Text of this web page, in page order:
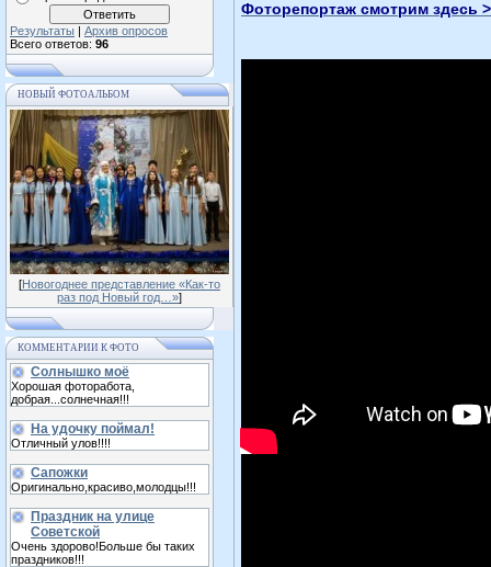
Результаты | Архив опросов
Всего ответов: 96
НОВЫЙ ФОТОАЛЬБОМ
[Новогоднее представление «Как-то
раз под Новый год…»]
КОММЕНТАРИИ К ФОТО
Солнышко моё
Хорошая фоторабота,
добрая...солнечная!!!
На удочку поймал!
Отличный улов!!!!
Сапожки
Оригинально,красиво,молодцы!!!
Праздник на улице
Советской
Очень здорово!Больше бы таких
праздников!!!
Фоторепортаж смотрим здесь